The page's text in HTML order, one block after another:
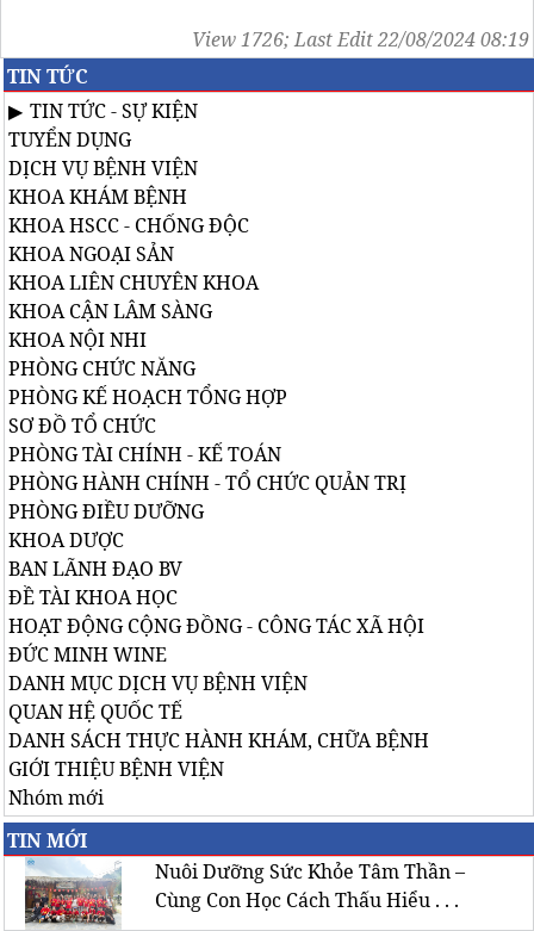
View 1726; Last Edit 22/08/2024 08:19
TIN TỨC
TIN TỨC - SỰ KIỆN
TUYỂN DỤNG
DỊCH VỤ BỆNH VIỆN
KHOA KHÁM BỆNH
KHOA HSCC - CHỐNG ĐỘC
KHOA NGOẠI SẢN
KHOA LIÊN CHUYÊN KHOA
KHOA CẬN LÂM SÀNG
KHOA NỘI NHI
PHÒNG CHỨC NĂNG
PHÒNG KẾ HOẠCH TỔNG HỢP
SƠ ĐỒ TỔ CHỨC
PHÒNG TÀI CHÍNH - KẾ TOÁN
PHÒNG HÀNH CHÍNH - TỔ CHỨC QUẢN TRỊ
PHÒNG ĐIỀU DƯỠNG
KHOA DƯỢC
BAN LÃNH ĐẠO BV
ĐỀ TÀI KHOA HỌC
HOẠT ĐỘNG CỘNG ĐỒNG - CÔNG TÁC XÃ HỘI
ĐỨC MINH WINE
DANH MỤC DỊCH VỤ BỆNH VIỆN
QUAN HỆ QUỐC TẾ
DANH SÁCH THỰC HÀNH KHÁM, CHỮA BỆNH
GIỚI THIỆU BỆNH VIỆN
Nhóm mới
TIN MỚI
Nuôi Dưỡng Sức Khỏe Tâm Thần –
Cùng Con Học Cách Thấu Hiểu . . .